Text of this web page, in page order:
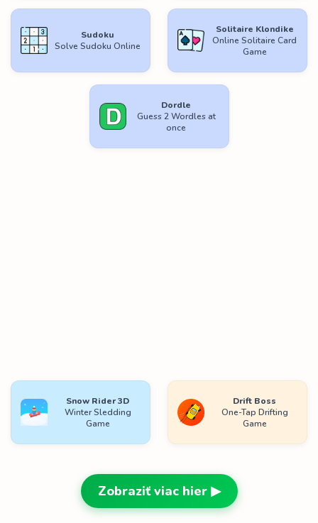
Sudoku
Solve Sudoku Online
Solitaire Klondike
Online Solitaire Card
Game
Dordle
Guess 2 Wordles at
once
Snow Rider 3D
Winter Sledding
Game
Drift Boss
One-Tap Drifting
Game
Zobraziť viac hier ▶